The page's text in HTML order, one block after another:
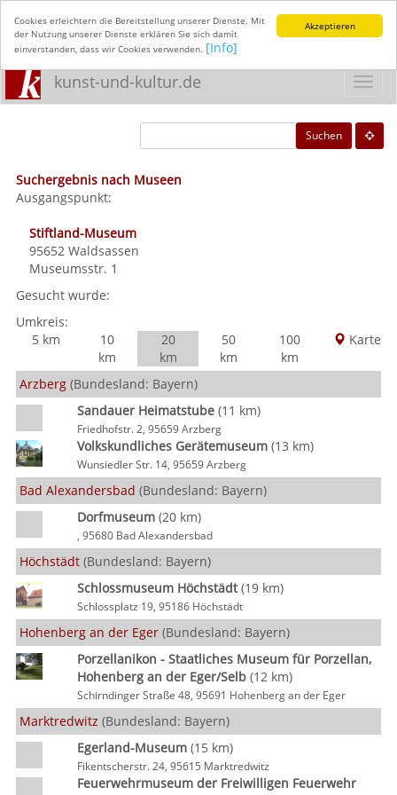
Akzeptieren
Cookies erleichtern die Bereitstellung unserer Dienste. Mit
der Nutzung unserer Dienste erklären Sie sich damit
einverstanden, dass wir Cookies verwenden. [Info]
kunst-und-kultur.de
Suchen
Suchergebnis nach Museen
Ausgangspunkt:
Stiftland-Museum
95652 Waldsassen
Museumsstr. 1
Gesucht wurde:
Umkreis:
5 km
10
km
20
km
50
km
100
km
Karte
Arzberg (Bundesland: Bayern)
Sandauer Heimatstube(11 km)
Friedhofstr. 2, 95659 Arzberg
Volkskundliches Gerätemuseum(13 km)
Wunsiedler Str. 14, 95659 Arzberg
Bad Alexandersbad (Bundesland: Bayern)
Dorfmuseum(20 km)
, 95680 Bad Alexandersbad
Höchstädt (Bundesland: Bayern)
Schlossmuseum Höchstädt(19 km)
Schlossplatz 19, 95186 Höchstädt
Hohenberg an der Eger (Bundesland: Bayern)
Porzellanikon - Staatliches Museum für Porzellan,
Hohenberg an der Eger/Selb(12 km)
Schirndinger Straße 48, 95691 Hohenberg an der Eger
Marktredwitz (Bundesland: Bayern)
Egerland-Museum(15 km)
Fikentscherstr. 24, 95615 Marktredwitz
Feuerwehrmuseum der Freiwilligen Feuerwehr